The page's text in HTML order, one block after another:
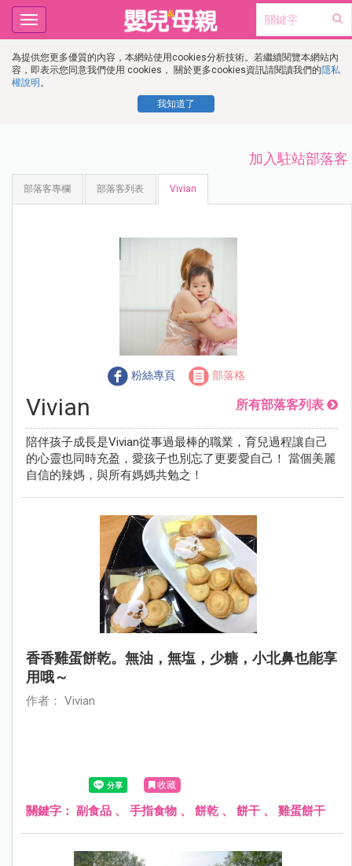
為提供您更多優質的內容，本網站使用cookies分析技術。若繼續閱覽本網站內
容，即表示您同意我們使用 cookies， 關於更多cookies資訊請閱讀我們的隱私
權說明 。
我知道了
Toggle
navigation
加入駐站部落客
部落客專欄 部落客列表 Vivian
粉絲專頁 部落格
Vivian 所有部落客列表
陪伴孩子成長是Vivian從事過最棒的職業，育兒過程讓自己
的心靈也同時充盈，愛孩子也別忘了更要愛自己！ 當個美麗
自信的辣媽，與所有媽媽共勉之！
香香雞蛋餅乾。無油，無塩，少糖，小北鼻也能享
用哦～
作者： Vivian
收藏
關鍵字： 副食品 、 手指食物 、 餅乾 、 餅干 、 雞蛋餅干